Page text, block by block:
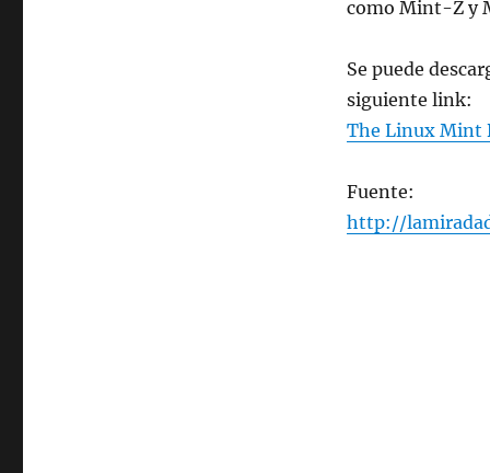
como Mint-Z y
Se puede
siguiente link:
The Linux Mint
Fuente:
http://